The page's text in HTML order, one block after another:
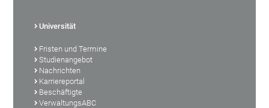
Universität
Fristen und Termine
Studienangebot
Nachrichten
Karriereportal
Beschäftigte
VerwaltungsABC